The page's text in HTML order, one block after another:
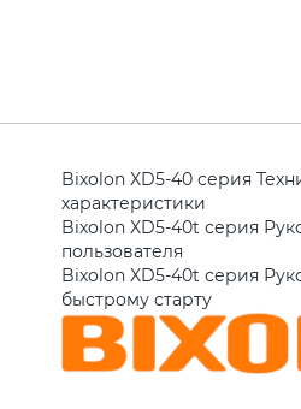
Bixolon XD5-40 серия
характеристики
Bixolon XD5-40t серия
пользователя
Bixolon XD5-40t серия
быстрому старту